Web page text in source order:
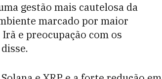
gestão mais cautelosa da
marcado por maior
e preocupação com os